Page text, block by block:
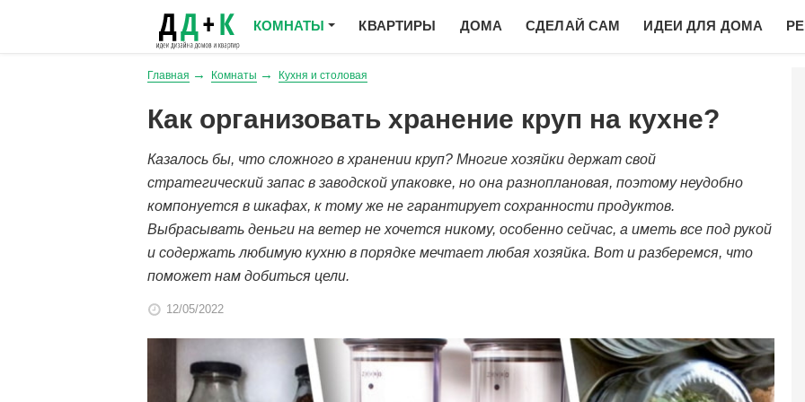
КОМНАТЫ КВАРТИРЫ ДОМА СДЕЛАЙ САМ ИДЕИ ДЛЯ ДОМА
Главная Комнаты Кухня и столовая
Как организовать хранение круп на кухне?
Казалось бы, что сложного в хранении круп? Многие хозяйки держат свой
стратегический запас в заводской упаковке, но она разноплановая, поэтому неудобно
компонуется в шкафах, к тому же не гарантирует сохранности продуктов.
Выбрасывать деньги на ветер не хочется никому, особенно сейчас, а иметь все под рукой
и содержать любимую кухню в порядке мечтает любая хозяйка. Вот и разберемся, что
поможет нам добиться цели.
12/05/2022